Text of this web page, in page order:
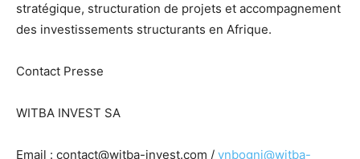
stratégique, structuration de projets et accompagnement
des investissements structurants en Afrique.
Contact Presse
WITBA INVEST SA
Email : contact@witba-invest.com / ynbogni@witba-